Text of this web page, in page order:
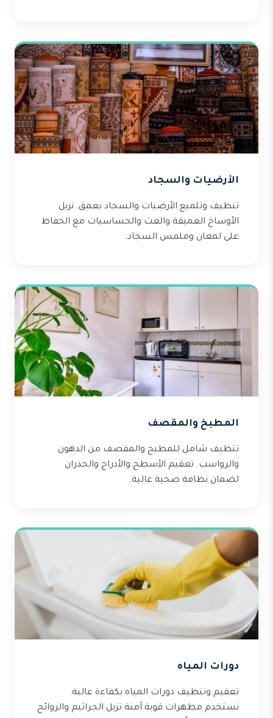
الأرضيات والسجاد
تنظيف وتلميع الأرضيات والسجاد بعمق. نزيل
الأوساخ العميقة والعث والحساسيات مع الحفاظ
على لمعان وملمس السجاد.
المطبخ والمقصف
تنظيف شامل للمطبخ والمقصف من الدهون
والرواسب. تعقيم الأسطح والأدراج والجدران
لضمان نظافة صحية عالية.
دورات المياه
تعقيم وتنظيف دورات المياه بكفاءة عالية.
نستخدم مطهرات قوية آمنة تزيل الجراثيم والروائح